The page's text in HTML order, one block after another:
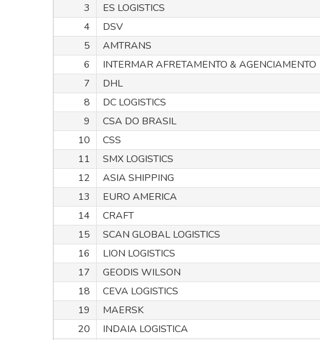
3
ES LOGISTICS
4
DSV
5
AMTRANS
6
INTERMAR AFRETAMENTO & AGENCIAMENTO
7
DHL
8
DC LOGISTICS
9
CSA DO BRASIL
10
CSS
11
SMX LOGISTICS
12
ASIA SHIPPING
13
EURO AMERICA
14
CRAFT
15
SCAN GLOBAL LOGISTICS
16
LION LOGISTICS
17
GEODIS WILSON
18
CEVA LOGISTICS
19
MAERSK
20
INDAIA LOGISTICA